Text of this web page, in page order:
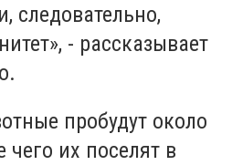
следовательно,
- рассказывает
пробудут около
чего их поселят в